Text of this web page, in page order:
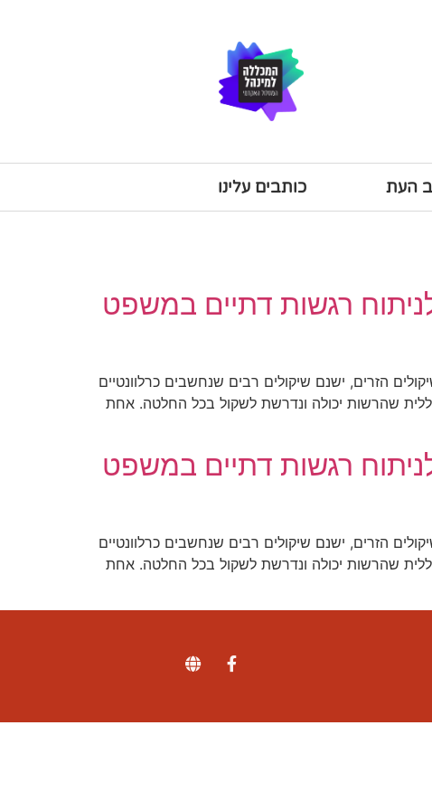
העת כותבים עלינו
רגשות דתיים במשפט
הזרים, ישנם שיקולים רבים שנחשבים כרלוונטיים
שהרשות יכולה ונדרשת לשקול בכל החלטה. אחת
רגשות דתיים במשפט
הזרים, ישנם שיקולים רבים שנחשבים כרלוונטיים
שהרשות יכולה ונדרשת לשקול בכל החלטה. אחת